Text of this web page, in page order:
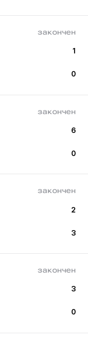
закончен
1
0
закончен
6
0
закончен
2
3
закончен
3
0